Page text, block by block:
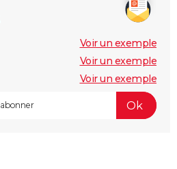
Voir un exemple
Voir un exemple
Voir un exemple